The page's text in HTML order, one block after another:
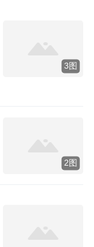
3图
2图